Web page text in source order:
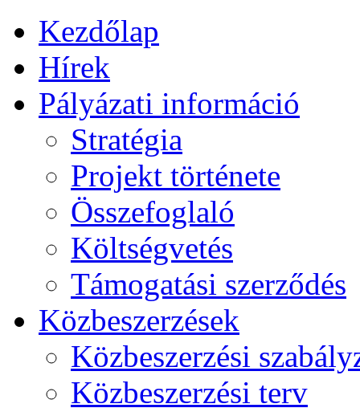
Kezdőlap
Hírek
Pályázati információ
Stratégia
Projekt története
Összefoglaló
Költségvetés
Támogatási szerződés
Közbeszerzések
Közbeszerzési
Közbeszerzési terv